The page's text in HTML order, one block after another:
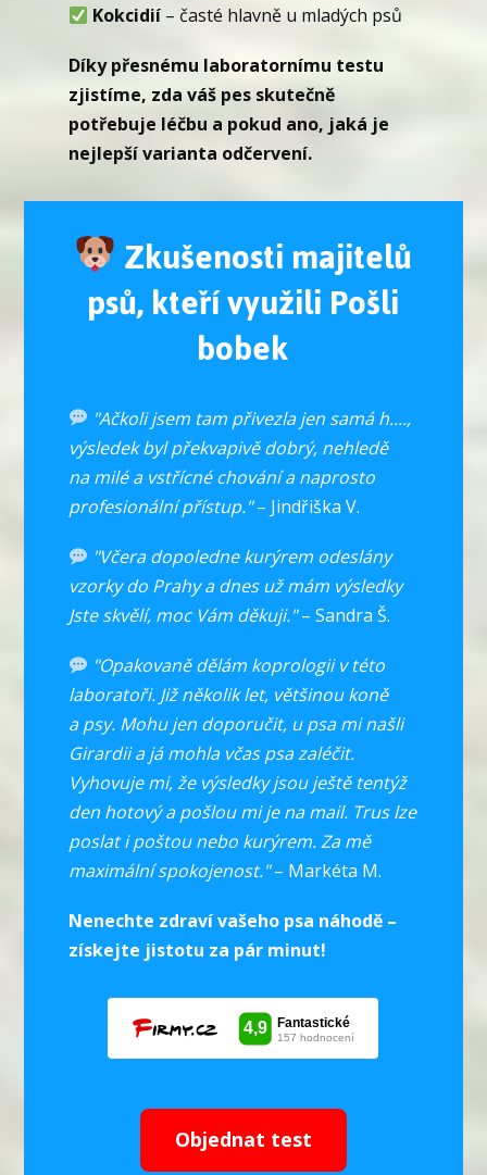
Kokcidií– časté hlavně u mladých psů
Díky přesnému laboratornímu testu
zjistíme, zda váš pes skutečně
potřebuje léčbu a pokud ano, jaká je
nejlepší varianta odčervení.
Zkušenosti majitelů
psů, kteří využili Pošli
bobek
"Ačkoli jsem tam přivezla jen samá h....,
výsledek byl překvapivě dobrý, nehledě
na milé a vstřícné chování a naprosto
profesionální přístup."– Jindřiška V.
"Včera dopoledne kurýrem odeslány
vzorky do Prahy a dnes už mám výsledky
Jste skvělí, moc Vám děkuji."– Sandra Š.
"Opakovaně dělám koprologii v této
laboratoři. Již několik let, většinou koně
a psy. Mohu jen doporučit, u psa mi našli
Girardii a já mohla včas psa zaléčit.
Vyhovuje mi, že výsledky jsou ještě tentýž
den hotový a pošlou mi je na mail. Trus lze
poslat i poštou nebo kurýrem. Za mě
maximální spokojenost."– Markéta M.
Nenechte zdraví vašeho psa náhodě –
získejte jistotu za pár minut!
Objednat test